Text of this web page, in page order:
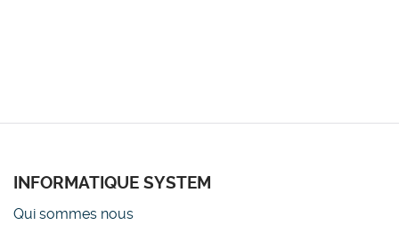
INFORMATIQUE SYSTEM
Qui sommes nous